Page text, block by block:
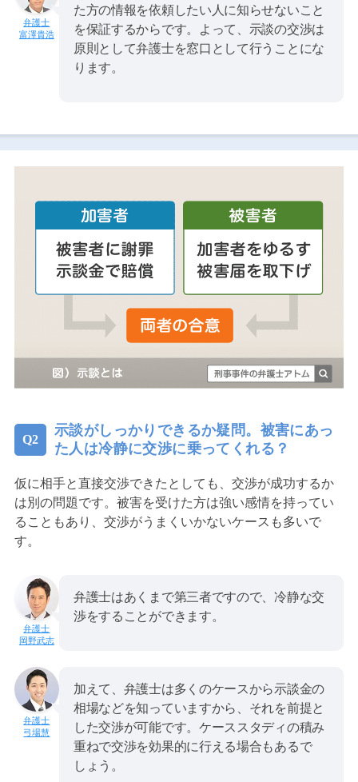
富澤貴浩
た方の情報を依頼したい人に知らせないこと
を保証するからです。よって、示談の交渉は
原則として弁護士を窓口として行うことにな
ります。
示談がしっかりできるか疑問。被害にあっ
た人は冷静に交渉に乗ってくれる？
仮に相手と直接交渉できたとしても、交渉が成功するか
は別の問題です。被害を受けた方は強い感情を持ってい
ることもあり、交渉がうまくいかないケースも多いで
す。
岡野武志
弁護士はあくまで第三者ですので、冷静な交
渉をすることができます。
弓場慧
加えて、弁護士は多くのケースから示談金の
相場などを知っていますから、それを前提と
した交渉が可能です。ケーススタディの積み
重ねで交渉を効果的に行える場合もあるで
しょう。